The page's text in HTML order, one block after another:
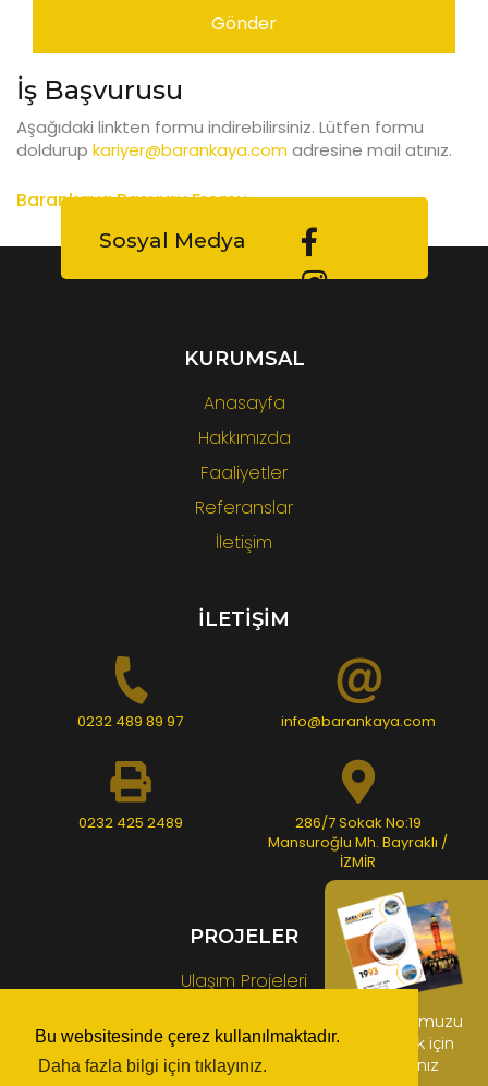
Bu websitesinde çerez kullanılmaktadır.
Daha fazla bilgi için tıklayınız.
Gönder
İş Başvurusu
Aşağıdaki linkten formu indirebilirsiniz. Lütfen formu
doldurup kariyer@barankaya.comadresine mail atınız.
Barankaya Başvuru Fromu
Sosyal Medya
KURUMSAL
Anasayfa
Hakkımızda
Faaliyetler
Referanslar
İletişim
İLETİŞİM
0232 489 89 97 info@barankaya.com
0232 425 2489
286/7 Sokak No:19
Mansuroğlu Mh. Bayraklı /
İZMİR
PROJELER
Ulaşım Projeleri
Rekreasyon Alanı ve Anfi Tiyatro Projeleri
Kataloğumuzu
indirmek için
tıklayınız